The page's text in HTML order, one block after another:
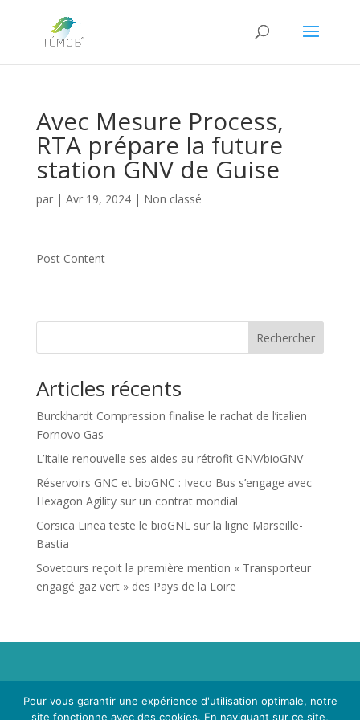
Avec Mesure Process,
RTA prépare la future
station GNV de Guise
par | Avr 19, 2024| Non classé
Post Content
Rechercher
Articles récents
Burckhardt Compression finalise le rachat de l’italien
Fornovo Gas
L’Italie renouvelle ses aides au rétrofit GNV/bioGNV
Réservoirs GNC et bioGNC : Iveco Bus s’engage avec
Hexagon Agility sur un contrat mondial
Corsica Linea teste le bioGNL sur la ligne Marseille-
Bastia
Sovetours reçoit la première mention « Transporteur
engagé gaz vert » des Pays de la Loire
Propriété de Territoire d'Energie Lot-et-Garonne. Voir
Mentions LégalesetPolitique de Confidentialité.
Pour vous garantir une expérience d'utilisation optimale, notre
site fonctionne avec des cookies. En naviguant sur ce site,